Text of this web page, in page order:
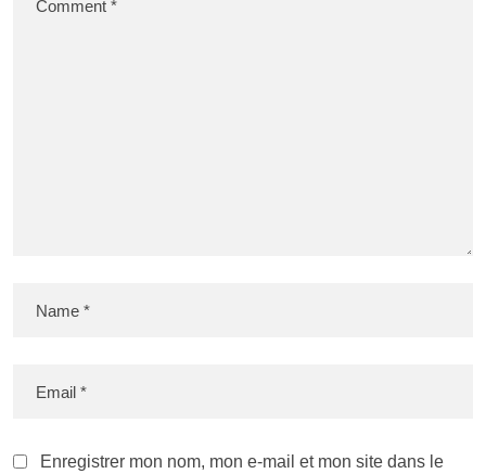
Enregistrer mon nom, mon e-mail et mon site dans le